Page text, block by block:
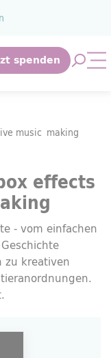
making
music making
effects
- vom einfachen
zu kreativen